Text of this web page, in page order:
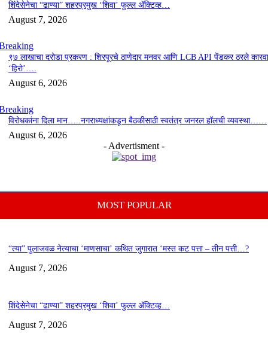
शिंदेसेनेचा “ढाण्या” शहरप्रमुख ‘शिवा’ फुल्ल ॲक्टिव्ह…
August 7, 2026
९७ लाखाचा दरोडा प्रकरण : शिरपूरचे ठाणेदार मनवर आणि LCB API पेंडकर ठरले
‘हिरो’….
August 6, 2026
विरोधकांना दिला मान…..नगराध्यक्षांकडून बैठकीसाठी स्वतंत्र जनरल हॉलची व्यवस्था……
August 6, 2026
- Advertisment -
MOST POPULAR
“त्या” पुलाजवळ नेत्याचा ‘माणसाचा’ कथित जुगारात ‘मस्त कट पत्ता – तीन पत्ती…?
August 7, 2026
शिंदेसेनेचा “ढाण्या” शहरप्रमुख ‘शिवा’ फुल्ल ॲक्टिव्ह…
August 7, 2026